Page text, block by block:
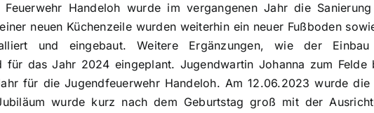
Feuerwehr Handeloh wurde im vergangenen Jahr die
neuen Küchenzeile wurden weiterhin ein neuer Fußboden
und eingebaut. Weitere Ergänzungen, wie der
für das Jahr 2024 eingeplant. Jugendwartin Johanna zum Felde
für die Jugendfeuerwehr Handeloh. Am 12.06.2023 wurde
wurde kurz nach dem Geburtstag groß mit der